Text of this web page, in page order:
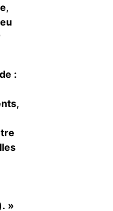
,
:
»